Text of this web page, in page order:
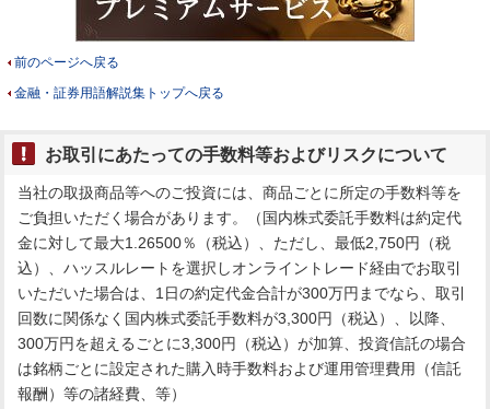
前のページへ戻る
金融・証券用語解説集トップへ戻る
お取引にあたっての手数料等およびリスクについて
当社の取扱商品等へのご投資には、商品ごとに所定の手数料等を
ご負担いただく場合があります。（国内株式委託手数料は約定代
金に対して最大1.26500％（税込）、ただし、最低2,750円（税
込）、ハッスルレートを選択しオンライントレード経由でお取引
いただいた場合は、1日の約定代金合計が300万円までなら、取引
回数に関係なく国内株式委託手数料が3,300円（税込）、以降、
300万円を超えるごとに3,300円（税込）が加算、投資信託の場合
は銘柄ごとに設定された購入時手数料および運用管理費用（信託
報酬）等の諸経費、等）